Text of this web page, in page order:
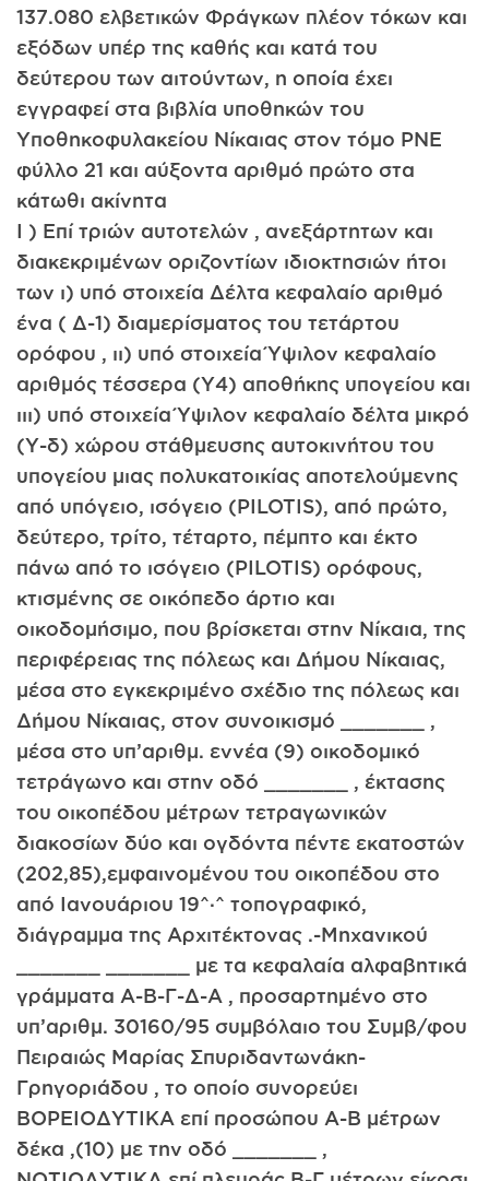
137.080 ελβετικών Φράγκων πλέον τόκων και
εξόδων υπέρ της καθής και κατά του
δεύτερου των αιτούντων, η οποία έχει
εγγραφεί στα βιβλία υποθηκών του
Υποθηκοφυλακείου Νίκαιας στον τόμο ΡΝΕ
φύλλο 21 και αύξοντα αριθμό πρώτο στα
κάτωθι ακίνητα
I ) Επί τριών αυτοτελών , ανεξάρτητων και
διακεκριμένων οριζοντίων ιδιοκτησιών ήτοι
των ι) υπό στοιχεία Δέλτα κεφαλαίο αριθμό
ένα ( Δ-1) διαμερίσματος του τετάρτου
ορόφου , ιι) υπό στοιχεία Ύψιλον κεφαλαίο
αριθμός τέσσερα (Υ4) αποθήκης υπογείου και
ιιι) υπό στοιχεία Ύψιλον κεφαλαίο δέλτα μικρό
(Υ-δ) χώρου στάθμευσης αυτοκινήτου του
υπογείου μιας πολυκατοικίας αποτελούμενης
από υπόγειο, ισόγειο (PILOTIS), από πρώτο,
δεύτερο, τρίτο, τέταρτο, πέμπτο και έκτο
πάνω από το ισόγειο (PILOTIS) ορόφους,
κτισμένης σε οικόπεδο άρτιο και
οικοδομήσιμο, που βρίσκεται στην Νίκαια, της
περιφέρειας της πόλεως και Δήμου Νίκαιας,
μέσα στο εγκεκριμένο σχέδιο της πόλεως και
Δήμου Νίκαιας, στον συνοικισμό _______ ,
μέσα στο υπ’αριθμ. εννέα (9) οικοδομικό
τετράγωνο και στην οδό _______ , έκτασης
του οικοπέδου μέτρων τετραγωνικών
διακοσίων δύο και ογδόντα πέντε εκατοστών
(202,85),εμφαινομένου του οικοπέδου στο
από Ιανουάριου 19^·^ τοπογραφικό,
διάγραμμα της Αρχιτέκτονας .-Μηχανικού
_______ _______ με τα κεφαλαία αλφαβητικά
γράμματα Α-Β-Γ-Δ-Α , προσαρτημένο στο
υπ’αριθμ. 30160/95 συμβόλαιο του Συμβ/φου
Πειραιώς Μαρίας Σπυριδαντωνάκη-
Γρηγοριάδου , το οποίο συνορεύει
ΒΟΡΕΙΟΔΥΤΙΚΑ επί προσώπου Α-Β μέτρων
δέκα ,(10) με την οδό _______ ,